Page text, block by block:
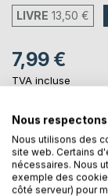
LIVRE 13,50 €
7,99 €
TVA incluse
Nous
Nous utilisons des
site web. Certains
nécessaires. Nous
exemple des
côté serveur) pour